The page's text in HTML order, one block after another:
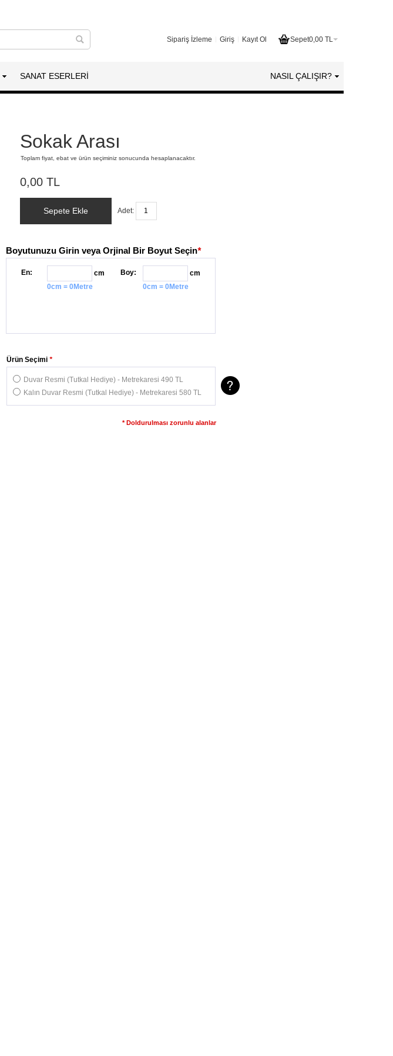
Sepet0,00 TL
Sipariş İzleme Giriş Kayıt Ol
SANAT ESERLERI NASIL ÇALIŞIR?
Sokak Arası
Toplam fiyat, ebat ve ürün seçiminiz sonucunda hesaplanacaktır.
0,00 TL
Sepete Ekle Adet:
Boyutunuzu Girin veya Orjinal Bir Boyut Seçin*
En:
cm
0cm = 0Metre
Boy:
cm
0cm = 0Metre
*
Ürün Seçimi
Duvar Resmi (Tutkal Hediye) - Metrekaresi 490 TL
Kalın Duvar Resmi (Tutkal Hediye) - Metrekaresi 580 TL
* Doldurulması zorunlu alanlar